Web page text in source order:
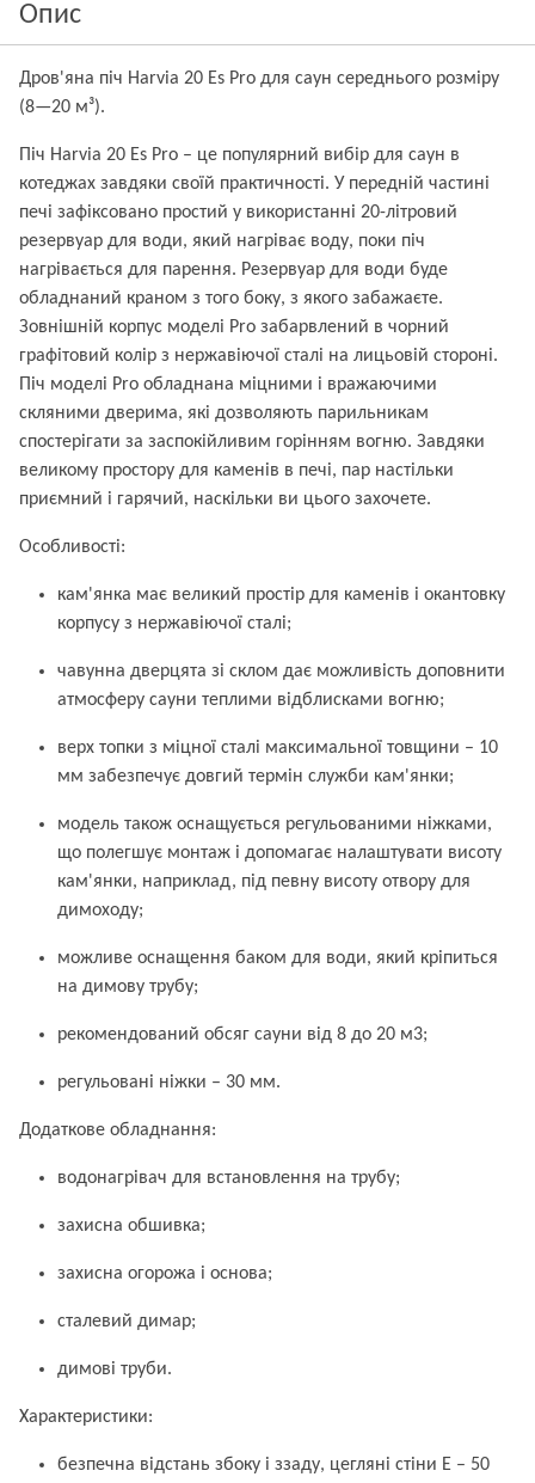
Опис
Дров'яна піч Harvia 20 Es Pro для саун середнього розміру
(8—20 м³).
Піч Harvia 20 Es Pro – це популярний вибір для саун в
котеджах завдяки своїй практичності. У передній частині
печі зафіксовано простий у використанні 20-літровий
резервуар для води, який нагріває воду, поки піч
нагрівається для парення. Резервуар для води буде
обладнаний краном з того боку, з якого забажаєте.
Зовнішній корпус моделі Pro забарвлений в чорний
графітовий колір з нержавіючої сталі на лицьовій стороні.
Піч моделі Pro обладнана міцними і вражаючими
скляними дверима, які дозволяють парильникам
спостерігати за заспокійливим горінням вогню. Завдяки
великому простору для каменів в печі, пар настільки
приємний і гарячий, наскільки ви цього захочете.
Особливості:
кам'янка має великий простір для каменів і окантовку
корпусу з нержавіючої сталі;
чавунна дверцята зі склом дає можливість доповнити
атмосферу сауни теплими відблисками вогню;
верх топки з міцної сталі максимальної товщини – 10
мм забезпечує довгий термін служби кам'янки;
модель також оснащується регульованими ніжками,
що полегшує монтаж і допомагає налаштувати висоту
кам'янки, наприклад, під певну висоту отвору для
димоходу;
можливе оснащення баком для води, який кріпиться
на димову трубу;
рекомендований обсяг сауни від 8 до 20 м3;
регульовані ніжки – 30 мм.
Додаткове обладнання:
водонагрівач для встановлення на трубу;
захисна обшивка;
захисна огорожа і основа;
сталевий димар;
димові труби.
Характеристики:
безпечна відстань збоку і ззаду, цегляні стіни E – 50